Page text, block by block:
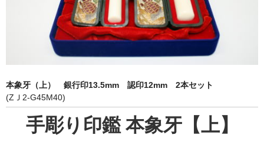
印鑑の書体
象牙印鑑の種類
お客様の声
ご利用案内
本象牙（上） 銀行印13.5mm 認印12mm 2本セット
(ZＪ2-G45M40)
手彫り印鑑 本象牙【上】